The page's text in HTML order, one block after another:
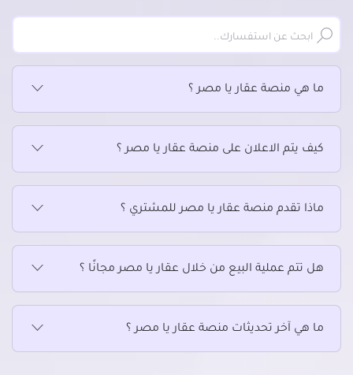
ما هي منصة عقار يا مصر ؟
كيف يتم الاعلان على منصة عقار يا مصر ؟
ماذا تقدم منصة عقار يا مصر للمشتري ؟
هل تتم عملية البيع من خلال عقار يا مصر مجانًا ؟
ما هي آخر تحديثات منصة عقار يا مصر ؟